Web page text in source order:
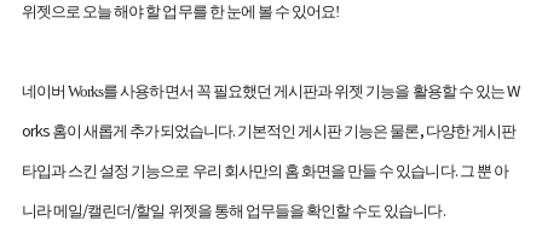
위젯으로 오늘 해야 할 업무를 한 눈에 볼 수 있어요!
네이버 Works를 사용하면서 꼭 필요했던 게시판과 위젯 기능을 활용할 수 있는W
orks 홈이 새롭게 추가되었습니다. 기본적인 게시판 기능은 물론, 다양한 게시판
타입과 스킨 설정 기능으로 우리 회사만의 홈 화면을 만들 수 있습니다. 그 뿐 아
니라 메일/캘린더/할일 위젯을 통해 업무들을 확인할 수도 있습니다.